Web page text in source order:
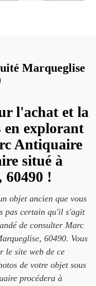
Marqueglise
l'achat et la
explorant
Antiquaire
situé à
60490 !
objet ancien que vous
pas certain qu'il s'agit
de consulter Marc
60490. Vous
le site web de ce
de votre objet sous
procédera à